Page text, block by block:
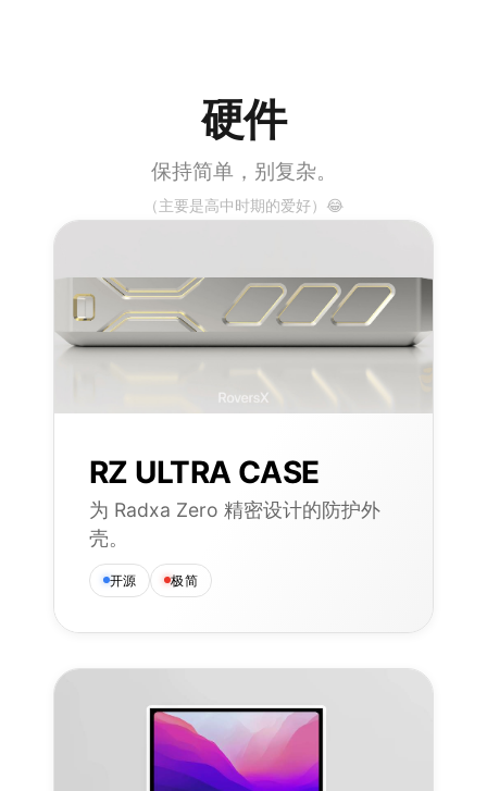
CloseX 探索未
硬件
保持简单，别复杂。
（主要是高中时期的爱好）😂
RZ ULTRA CASE
为 Radxa Zero 精密设计的防护外
壳。
开源 极简